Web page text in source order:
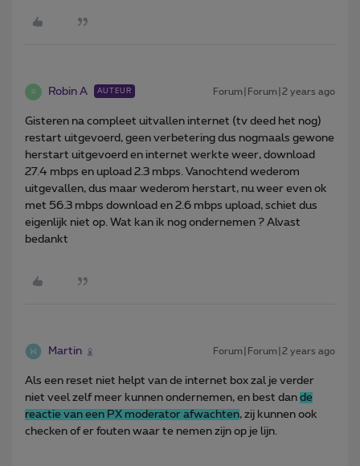
R Robin A AUTEUR Forum|Forum|2 years ago
Gisteren na compleet uitvallen internet (tv deed het nog)
restart uitgevoerd, geen verbetering dus nogmaals gewone
herstart uitgevoerd en internet werkte weer, download
27.4 mbps en upload 2.3 mbps. Vanochtend wederom
uitgevallen, dus maar wederom herstart, nu weer even ok
met 56.3 mbps download en 2.6 mbps upload, schiet dus
eigenlijk niet op. Wat kan ik nog ondernemen ? Alvast
bedankt
Martin Forum|Forum|2 years ago
Als een reset niet helpt van de internet box zal je verder
niet veel zelf meer kunnen ondernemen, en best dan de
reactie van een PX moderator afwachten, zij kunnen ook
checken of er fouten waar te nemen zijn op je lijn.